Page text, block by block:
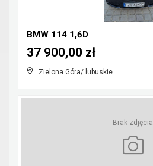
BMW 114 1,6D
Zielona Góra/ lubuskie
37 900,00 zł
Brak zdjęcia